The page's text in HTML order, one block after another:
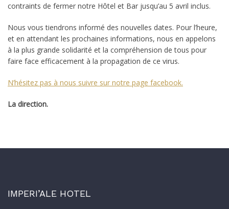
contraints de fermer notre Hôtel et Bar jusqu’au 5 avril inclus.
Nous vous tiendrons informé des nouvelles dates. Pour l’heure,
et en attendant les prochaines informations, nous en appelons
à la plus grande solidarité et la compréhension de tous pour
faire face efficacement à la propagation de ce virus.
N’hésitez pas à nous suivre sur notre page facebook.
La direction.
IMPERI’ALE HOTEL